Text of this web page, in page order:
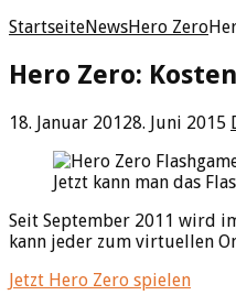
StartseiteNewsHero Zero
Hero Zero:
18. Januar 20128. Juni 2015
Jetzt kann man das
Seit September 2011 wird
kann jeder zum virtuellen
Jetzt Hero Zero spielen